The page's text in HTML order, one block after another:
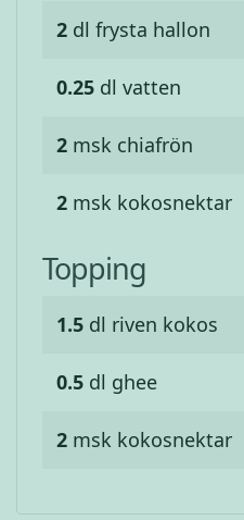
2 dl frysta hallon
0.25 dl vatten
2 msk chiafrön
2 msk kokosnektar
Topping
1.5 dl riven kokos
0.5 dl ghee
2 msk kokosnektar